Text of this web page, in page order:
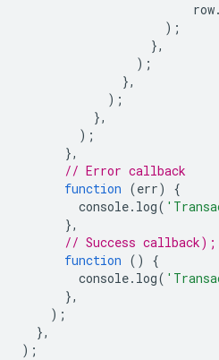
row.
);
},
);
},
);
},
);
},
// Error callback
function (err)
{
console. log(
},
// Success callback);
function ()
{
console. log(
},
);
},
);